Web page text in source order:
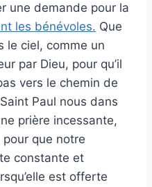
une demande pour la
les bénévoles. Que
le ciel, comme un
par Dieu, pour qu’il
vers le chemin de
Paul nous dans
prière incessante,
que notre
constante et
est offerte